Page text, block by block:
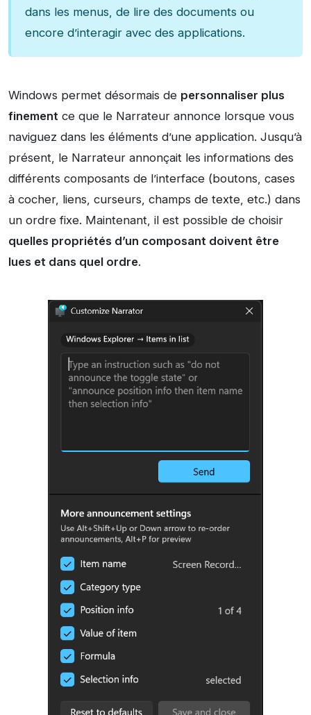
dans les menus, de lire des documents ou
encore d’interagir avec des applications.
Windows permet désormais de personnaliser plus
finement ce que le Narrateur annonce lorsque vous
naviguez dans les éléments d’une application. Jusqu’à
présent, le Narrateur annonçait les informations des
différents composants de l’interface (boutons, cases
à cocher, liens, curseurs, champs de texte, etc.) dans
un ordre fixe. Maintenant, il est possible de choisir
quelles propriétés d’un composant doivent être
lues et dans quel ordre.